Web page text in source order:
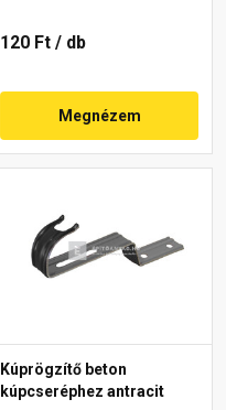
120 Ft / db
Megnézem
Kúprögzítő beton
kúpcseréphez antracit